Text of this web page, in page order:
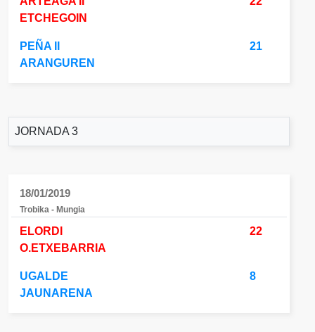
ETCHEGOIN
PEÑA II
ARANGUREN
21
JORNADA 3
18/01/2019
Trobika - Mungia
ELORDI
O.ETXEBARRIA
22
UGALDE
JAUNARENA
8